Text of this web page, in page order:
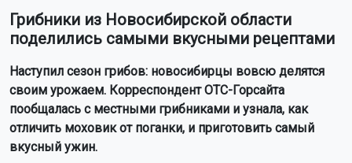
На Новосибирск надвигаются грозы и
похолодание до +22 градусов
Российские зумеры массово отказываются от пышных
свадеб и алкоголя